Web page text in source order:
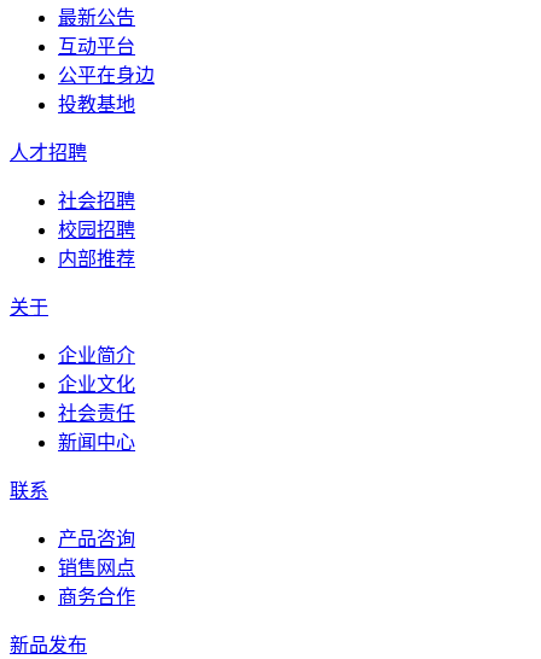
最新公告
互动平台
公平在身边
投教基地
人才招聘
社会招聘
校园招聘
内部推荐
关于
企业简介
企业文化
社会责任
新闻中心
联系
产品咨询
销售网点
商务合作
新品发布